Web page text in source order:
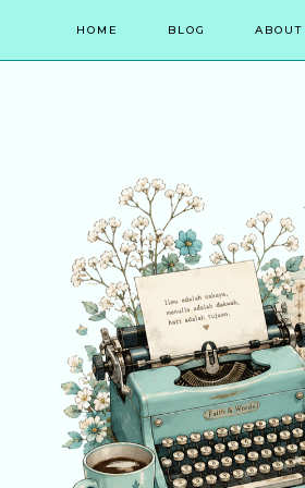
HOME BLOG ABOUT